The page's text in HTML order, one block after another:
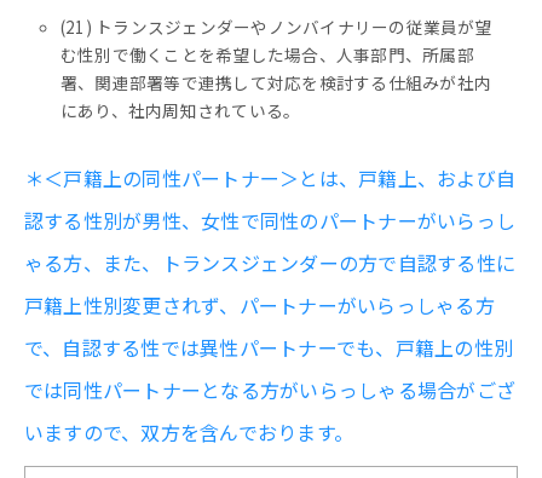
(21) トランスジェンダーやノンバイナリーの従業員が望
む性別で働くことを希望した場合、人事部門、所属部
署、関連部署等で連携して対応を検討する仕組みが社内
にあり、社内周知されている。
＊＜戸籍上の同性パートナー＞とは、戸籍上、および自
認する性別が男性、女性で同性のパートナーがいらっし
ゃる方、また、トランスジェンダーの方で自認する性に
戸籍上性別変更されず、パートナーがいらっしゃる方
で、自認する性では異性パートナーでも、戸籍上の性別
では同性パートナーとなる方がいらっしゃる場合がござ
いますので、双方を含んでおります。